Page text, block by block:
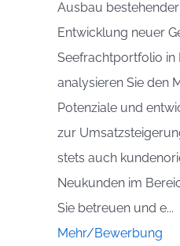
Ausbau
Entwicklung neuer
Seefrachtportfolio in
analysieren Sie den
Potenziale und
zur
stets auch
Neukunden im
Sie betreuen und e...
Mehr/Bewerbung